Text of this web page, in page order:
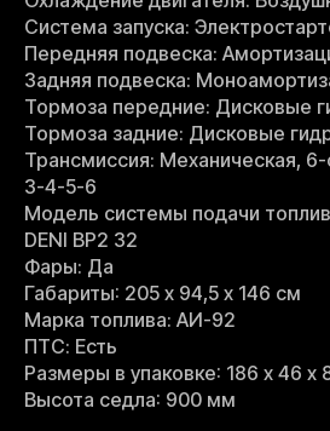
Система запуска:
Передняя подвеска:
Задняя подвеска:
Тормоза передние: Дисковые
Тормоза задние: Дисковые
Трансмиссия: Механическая,
3-4-5-6
Модель системы подачи
DENI BP2 32
Фары: Да
Габариты: 205 х 94,5 х 146 см
Марка топлива: АИ-92
ПТС: Есть
Размеры в упаковке: 186 х 46 х
Высота седла: 900 мм